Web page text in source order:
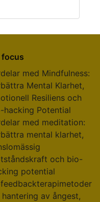
focus
med Mindfulness:
Mental Klarhet,
Resiliens och
hacking Potential
med meditation:
mental klarhet,
och bio-
potential
av ångest,